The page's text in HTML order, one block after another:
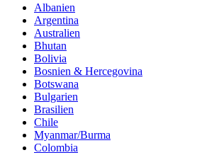
Albanien
Argentina
Australien
Bhutan
Bolivia
Bosnien & Hercegovina
Botswana
Bulgarien
Brasilien
Chile
Myanmar/Burma
Colombia